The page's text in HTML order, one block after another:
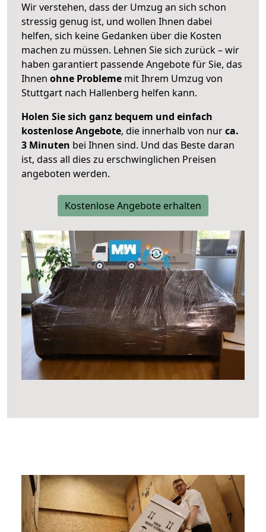
Wir verstehen, dass der Umzug an sich schon
stressig genug ist, und wollen Ihnen dabei
helfen, sich keine Gedanken über die Kosten
machen zu müssen. Lehnen Sie sich zurück – wir
haben garantiert passende Angebote für Sie, das
Ihnen ohne Probleme mit Ihrem Umzug von
Stuttgart nach Hallenberg helfen kann.
Holen Sie sich ganz bequem und einfach
kostenlose Angebote, die innerhalb von nurca.
3 Minuten bei Ihnen sind. Und das Beste daran
ist, dass all dies zu erschwinglichen Preisen
angeboten werden.
Kostenlose Angebote erhalten